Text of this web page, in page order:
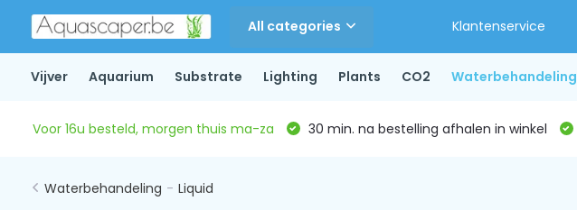
All categories Klantenservice
Vijver Aquarium Substrate Lighting Plants CO2 Waterbehandeling
Voor 16u besteld, morgen thuis ma-za 30 min. na bestelling afhalen in winkel
Waterbehandeling - Liquid